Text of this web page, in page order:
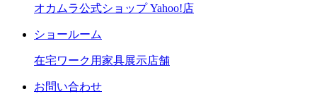
オカムラ公式ショップ Yahoo!店
ショールーム
在宅ワーク用家具展示店舗
お問い合わせ